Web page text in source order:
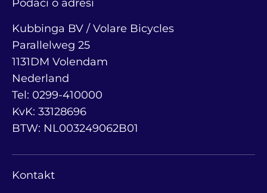
Podaci o adresi
Kubbinga BV / Volare Bicycles
Parallelweg 25
1131DM Volendam
Nederland
Tel: 0299-410000
KvK: 33128696
BTW: NL003249062B01
Kontakt